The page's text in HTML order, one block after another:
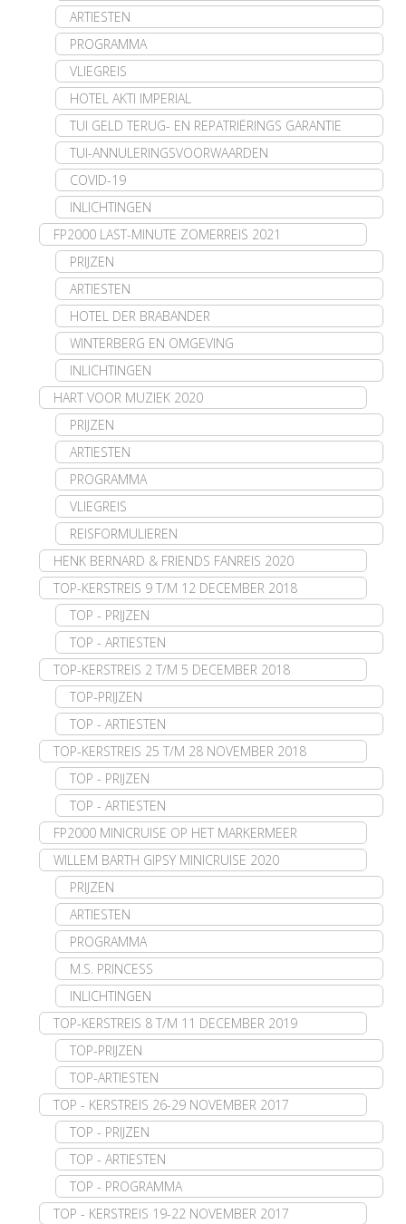
ARTIESTEN
PROGRAMMA
VLIEGREIS
HOTEL AKTI IMPERIAL
TUI GELD TERUG- EN REPATRIËRINGS GARANTIE
TUI-ANNULERINGSVOORWAARDEN
COVID-19
INLICHTINGEN
FP2000 LAST-MINUTE ZOMERREIS 2021
PRIJZEN
ARTIESTEN
HOTEL DER BRABANDER
WINTERBERG EN OMGEVING
INLICHTINGEN
HART VOOR MUZIEK 2020
PRIJZEN
ARTIESTEN
PROGRAMMA
VLIEGREIS
REISFORMULIEREN
HENK BERNARD & FRIENDS FANREIS 2020
TOP-KERSTREIS 9 T/M 12 DECEMBER 2018
TOP - PRIJZEN
TOP - ARTIESTEN
TOP-KERSTREIS 2 T/M 5 DECEMBER 2018
TOP-PRIJZEN
TOP - ARTIESTEN
TOP-KERSTREIS 25 T/M 28 NOVEMBER 2018
TOP - PRIJZEN
TOP - ARTIESTEN
FP2000 MINICRUISE OP HET MARKERMEER
WILLEM BARTH GIPSY MINICRUISE 2020
PRIJZEN
ARTIESTEN
PROGRAMMA
M.S. PRINCESS
INLICHTINGEN
TOP-KERSTREIS 8 T/M 11 DECEMBER 2019
TOP-PRIJZEN
TOP-ARTIESTEN
TOP - KERSTREIS 26-29 NOVEMBER 2017
TOP - PRIJZEN
TOP - ARTIESTEN
TOP - PROGRAMMA
TOP - KERSTREIS 19-22 NOVEMBER 2017